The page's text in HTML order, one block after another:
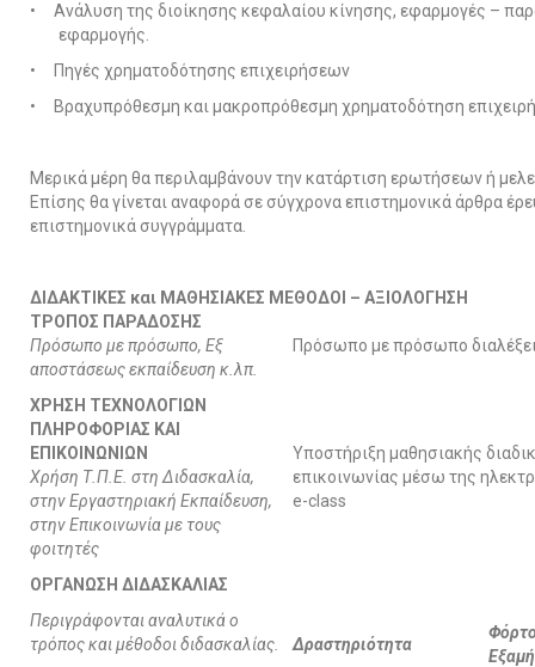
• Ανάλυση της διοίκησης κεφαλαίου κίνησης, εφαρμογές –
εφαρμογής.
• Πηγές χρηματοδότησης επιχειρήσεων
• Βραχυπρόθεσμη και μακροπρόθεσμη χρηματοδότηση
Μερικά μέρη θα περιλαμβάνουν την κατάρτιση ερωτήσεων ή
Επίσης θα γίνεται αναφορά σε σύγχρονα επιστημονικά άρθρα
επιστημονικά συγγράμματα.
ΔΙΔΑΚΤΙΚΕΣ και ΜΑΘΗΣΙΑΚΕΣ ΜΕΘΟΔΟΙ – ΑΞΙΟΛΟΓΗΣΗ
ΤΡΟΠΟΣ ΠΑΡΑΔΟΣΗΣ
Πρόσωπο με πρόσωπο, Εξ
αποστάσεως εκπαίδευση κ.λπ.
Πρόσωπο με πρόσωπο
ΧΡΗΣΗ ΤΕΧΝΟΛΟΓΙΩΝ
ΠΛΗΡΟΦΟΡΙΑΣ ΚΑΙ
ΕΠΙΚΟΙΝΩΝΙΩΝ
Χρήση Τ.Π.Ε. στη Διδασκαλία,
στην Εργαστηριακή Εκπαίδευση,
στην Επικοινωνία με τους
φοιτητές
Υποστήριξη μαθησιακής
επικοινωνίας μέσω της
e-class
ΟΡΓΑΝΩΣΗ ΔΙΔΑΣΚΑΛΙΑΣ
Περιγράφονται αναλυτικά ο
τρόπος και μέθοδοι διδασκαλίας.
Δραστηριότητα